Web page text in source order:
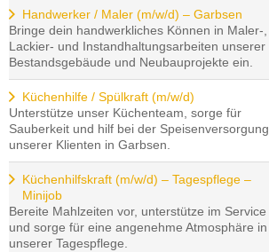
Handwerker / Maler (m/w/d) – Garbsen
Bringe dein handwerkliches Können in Maler-,
Lackier- und Instandhaltungsarbeiten unserer
Bestandsgebäude und Neubauprojekte ein.
Küchenhilfe / Spülkraft (m/w/d)
Unterstütze unser Küchenteam, sorge für
Sauberkeit und hilf bei der Speisenversorgung
unserer Klienten in Garbsen.
Küchenhilfskraft (m/w/d) – Tagespflege –
Minijob
Bereite Mahlzeiten vor, unterstütze im Service
und sorge für eine angenehme Atmosphäre in
unserer Tagespflege.